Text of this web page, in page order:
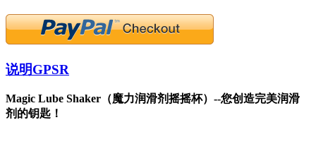
说明GPSR
Magic Lube Shaker（魔力润滑剂摇摇杯）--您创造完美润滑
剂的钥匙！